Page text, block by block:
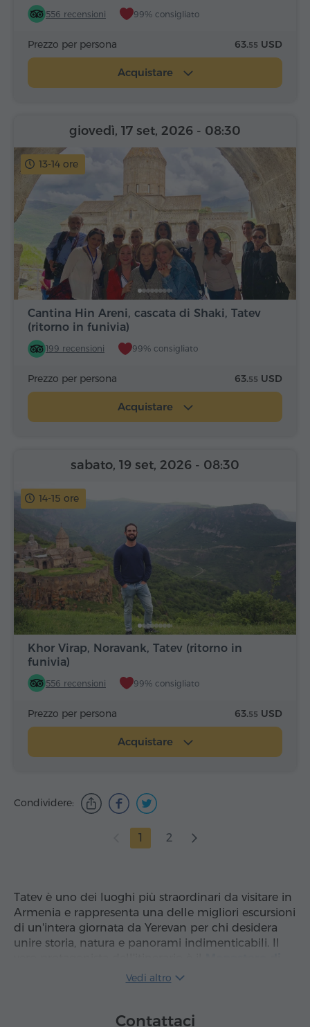
556 recensioni 99% consigliato
Prezzo per persona 63.55 USD
Acquistare
13-14 ore
Cantina Hin Areni, cascata di Shaki, Tatev
(ritorno in funivia)
199 recensioni 99% consigliato
giovedì, 17 set, 2026 - 08:30
Prezzo per persona 63.55 USD
Acquistare
14-15 ore
Khor Virap, Noravank, Tatev (ritorno in
funivia)
556 recensioni 99% consigliato
sabato, 19 set, 2026 - 08:30
Prezzo per persona 63.55 USD
Acquistare
Condividere:
1 2
Tatev è uno dei luoghi più straordinari da visitare in
Armenia e rappresenta una delle migliori escursioni
di un'intera giornata da Yerevan per chi desidera
unire storia, natura e panorami indimenticabili. Il
importante centro religioso e culturale del
percorso anche per la funivia "Ali di Tatev
Vedi altro
Contattaci